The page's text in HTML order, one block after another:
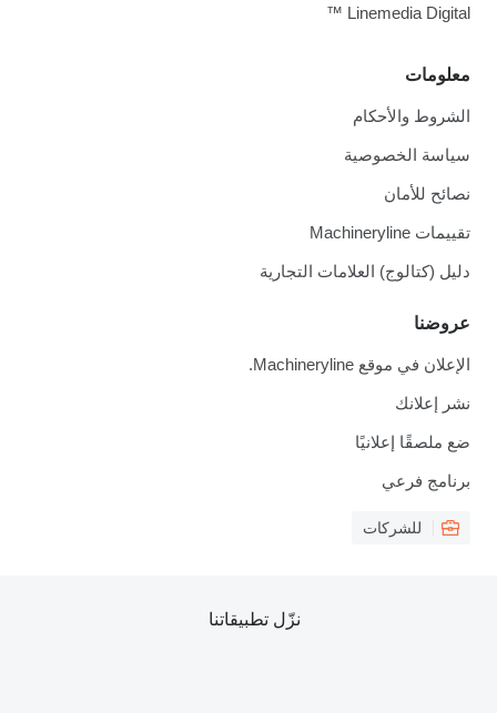
معلومات
الشروط والأحكام
سياسة الخصوصية
نصائح للأمان
تقييمات Machineryline
دليل (كتالوج) العلامات التجارية
عروضنا
الإعلان في موقع Machineryline.
نشر إعلانك
ضع ملصقًا إعلانيًا
برنامج فرعي
للشركات
Linemedia Digital ™
نزّل تطبيقاتنا